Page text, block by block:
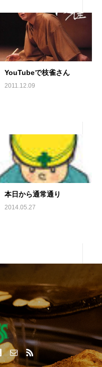
YouTubeで枝雀さん
2011.12.09
本日から通常通り
2014.05.27